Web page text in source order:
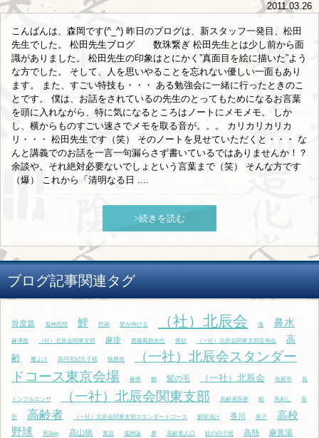
2011.03.26
こんばんは、森岡です(^_^) 昨日のブログは、新スタッフ一発目、松田
先生でした。 松田先生ブログ 数珠繋ぎ 松田先生とは少し前から面
識がありました。 松田先生の印象はとにかく”真面目を絵に描いた”よう
な方でした。 そして、人を思いやることを忘れない優しい一面もあり
ます。 また、すごい特技も・・・ ある勉強会に一緒に行ったときのこ
とです。 僕は、お話をされているの先生のとってもためになるお言葉
を頭に入れながら、特に気になるところはノートにメモメモ。 しか
し、横からものすごい速さでメモを取る音が。。。 カリカリカリカ
リ・・・ 松田先生です（笑） そのノートを見せていただくと・・・ な
んと講義でのお話を一言一句漏らさず書いているではありませんか！？
余談や、それ絶対必要ないでしょという言葉まで（笑） そんな方です
（爆） これから「清明なる日 ....
>続きを読む
ブログ記事関連タグ
骨度篇 鬼神思想 鯉 黙祷 髪が伸びる （社）北辰会 魂 鼻水
麻沸散 （社）北辰会関東支部 麻疹 齋藤鳳観先生 黄砂 （一社）北辰会関東支部定例会
高
齢
魔よけ 高円宮妃久子様 髄膜炎
（一社）北辰会スタンダー
ドコース東京会場
麻痺 鯛 髪の毛 （一社）北辰会 魚腥草 鳥
インフルエンザ （一社）北辰会関東支部 高齢者医療 鯖 馬刺し 骨
折 高齢者 （一社）北辰会関東支部スタンダードコース 鯛茶漬け 香川 黒子
高校
野球
馬Stay 高山病 黄疸 鬼神論 鼻 高齢者人口 鮭の白子焼 高熱 麻黄湯